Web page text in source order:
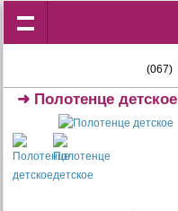
(067)
➜ Полотенце детское